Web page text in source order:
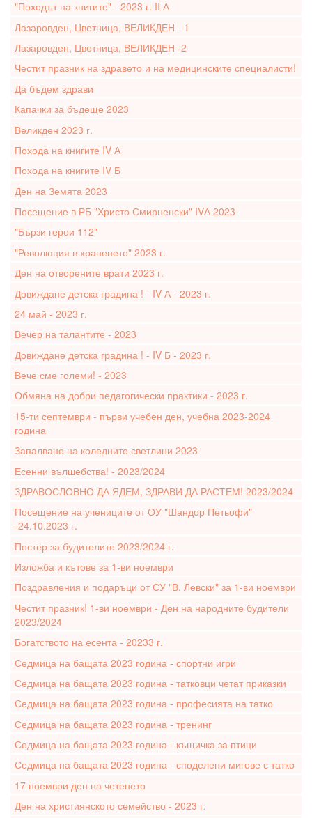
"Походът на книгите" - 2023 г. II А
Лазаровден, Цветница, ВЕЛИКДЕН - 1
Лазаровден, Цветница, ВЕЛИКДЕН -2
Честит празник на здравето и на медицинските специалисти!
Да бъдем здрави
Капачки за бъдеще 2023
Великден 2023 г.
Похода на книгите IV А
Похода на книгите IV Б
Ден на Земята 2023
Посещение в РБ "Христо Смирненски" IVА 2023
"Бързи герои 112"
"Революция в храненето" 2023 г.
Ден на отворените врати 2023 г.
Довиждане детска градина ! - IV А - 2023 г.
24 май - 2023 г.
Вечер на талантите - 2023
Довиждане детска градина ! - IV Б - 2023 г.
Вече сме големи! - 2023
Обмяна на добри педагогически практики - 2023 г.
15-ти септември - първи учебен ден, учебна 2023-2024
година
Запалване на коледните светлини 2023
Есенни вълшебства! - 2023/2024
ЗДРАВОСЛОВНО ДА ЯДЕМ, ЗДРАВИ ДА РАСТЕМ! 2023/2024
Посещение на учениците от ОУ "Шандор Петьофи"
-24.10.2023 г.
Постер за будителите 2023/2024 г.
Изложба и кътове за 1-ви ноември
Поздравления и подаръци от СУ "В. Левски" за 1-ви ноември
Честит празник! 1-ви ноември - Ден на народните будители
2023/2024
Богатството на есента - 20233 г.
Седмица на бащата 2023 година - спортни игри
Седмица на бащата 2023 година - татковци четат приказки
Седмица на бащата 2023 година - професията на татко
Седмица на бащата 2023 година - тренинг
Седмица на бащата 2023 година - къщичка за птици
Седмица на бащата 2023 година - споделени мигове с татко
17 ноември ден на четенето
Ден на християнското семейство - 2023 г.